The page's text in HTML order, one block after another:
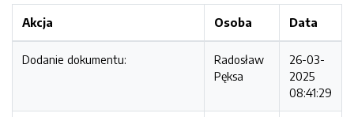
Akcja Osoba Data
Dodanie dokumentu:
Radosław
Pęksa
26-03-
2025
08:41:29